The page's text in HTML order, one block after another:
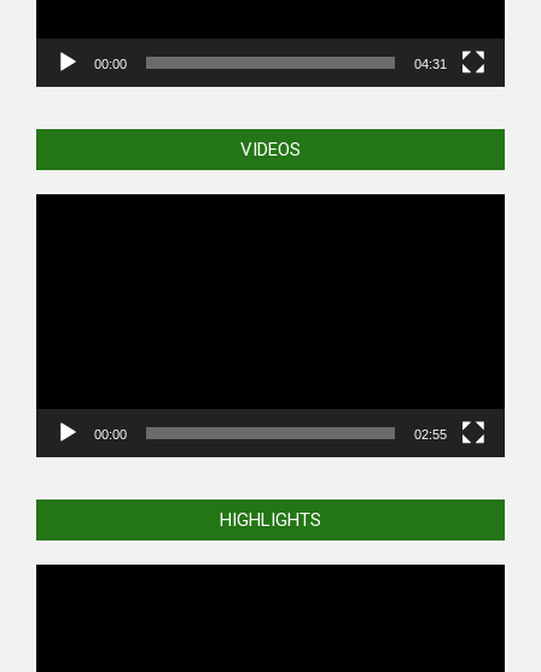
00:00 04:31
VIDEOS
00:00 02:55
HIGHLIGHTS